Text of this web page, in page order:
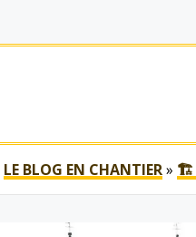
LE BLOG EN CHANTIER» 🏗